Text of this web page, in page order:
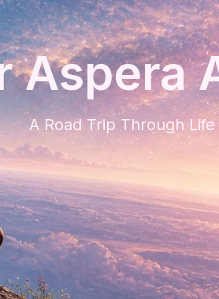
Aspera
A Road Trip Through Life